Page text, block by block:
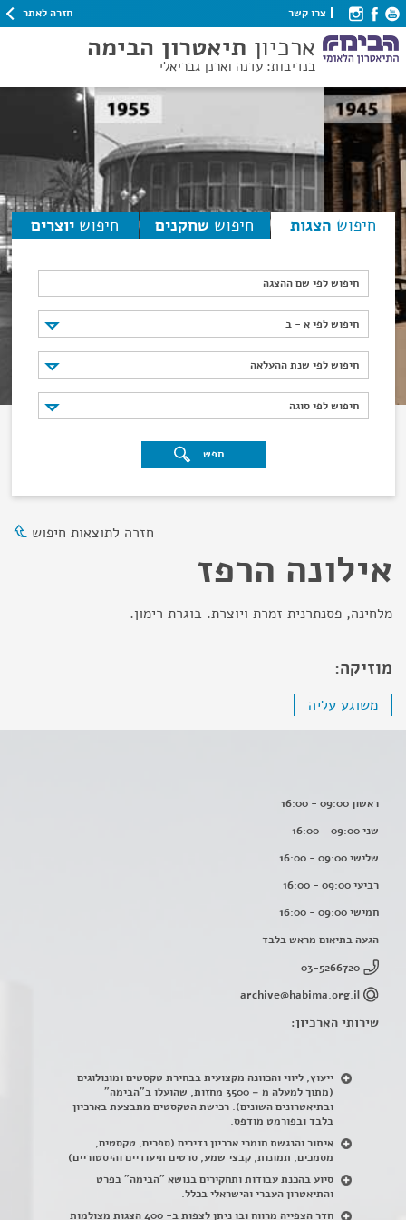
צרו קשר חזרה לאתר
ארכיון תיאטרון הבימה
בנדיבות: עדנה וארנן גבריאלי
חיפוש הצגות חיפוש שחקנים חיפוש יוצרים
חיפוש לפי שם ההצגה
חיפוש לפי א - ב
חיפוש לפי א - ב
חיפוש לפי שנת ההעלאה
חיפוש לפי שנת ההעלאה
חיפוש לפי סוגה
חיפוש לפי סוגה
חפש
חזרה לתוצאות חיפוש
אילונה הרפז
מלחינה, פסנתרנית זמרת ויוצרת. בוגרת רימון.
מוזיקה:
משוגע עליה
ראשון 09:00 - 16:00
שני 09:00 - 16:00
שלישי 09:00 - 16:00
רביעי 09:00 - 16:00
חמישי 09:00 - 16:00
הגעה בתיאום מראש בלבד
03-5266720
archive@habima.org.il
שירותי הארכיון:
ייעוץ, ליווי והכוונה מקצועית בבחירת טקסטים ומונולוגים
(מתוך למעלה מ – 3500 מחזות, שהועלו ב"הבימה"
ובתיאטרונים השונים). רכישת הטקסטים מתבצעת בארכיון
בלבד ובפורמט מודפס.
איתור והנגשת חומרי ארכיון נדירים (ספרים, טקסטים,
מסמכים, תמונות, קבצי שמע, סרטים תיעודיים והיסטוריים)
סיוע בהכנת עבודות ותחקירים בנושא "הבימה" בפרט
והתיאטרון העברי והישראלי בכלל.
חדר הצפייה מרווח ובו ניתן לצפות ב- 400 הצגות מצולמות